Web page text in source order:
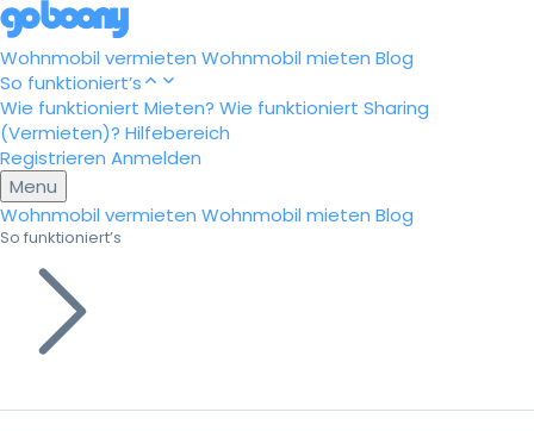
Wohnmobil vermieten Wohnmobil mieten Blog
So funktioniert’s
Wie funktioniert Mieten? Wie funktioniert Sharing
(Vermieten)? Hilfebereich
Registrieren Anmelden
Menu
Wohnmobil vermieten Wohnmobil mieten Blog
So funktioniert’s